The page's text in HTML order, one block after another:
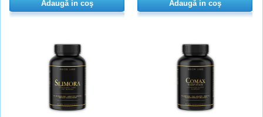
Adaugă in coş Adaugă in coş